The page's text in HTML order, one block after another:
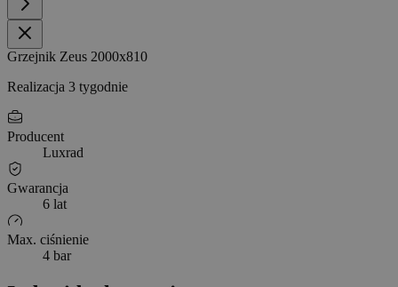
Grzejnik Zeus 2000x810
Realizacja 3 tygodnie
Producent
Luxrad
Gwarancja
6 lat
Max. ciśnienie
4 bar